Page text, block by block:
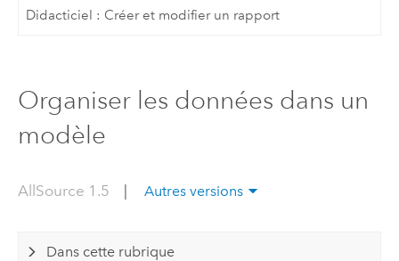
Didacticiel : Créer et modifier un rapport
Organiser les données dans un
modèle
AllSource 1.5 Autres versions
Dans cette rubrique